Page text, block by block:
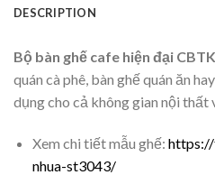
DESCRIPTION
Bộ bàn ghế cafe hiện đại
quán cà phê, bàn ghế quán ăn
dụng cho cả không gian nội thất
Xem chi tiết mẫu ghế:
nhua-st3043/